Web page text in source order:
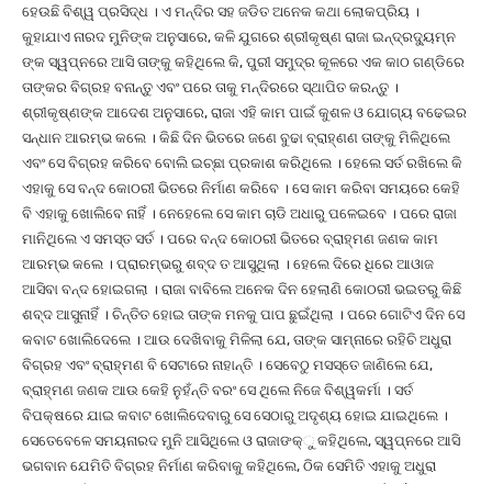
ହେଉଛି ବିଶ୍ୱ ପ୍ରସିଦ୍ଧ । ଏ ମନ୍ଦିର ସହ ଜଡିତ ଅନେକ କଥା ଲୋକପ୍ରିୟ ।
କୁହାଯାଏ ନାରଦ ମୁନିଙ୍କ ଅନୁସାରେ, କଳି ଯୁଗରେ ଶ୍ରୀକୃଷ୍ଣ ରାଜା ଇନ୍ଦ୍ରଦ୍ୟୁମ୍ନ
ଙ୍କ ସ୍ୱପ୍ନରେ ଆସି ତାଙ୍କୁ କହିଥିଲେ କି, ପୁରୀ ସମୁଦ୍ର କୂଳରେ ଏକ କାଠ ଗଣ୍ଡିରେ
ତାଙ୍କର ବିଗ୍ରହ ବନାନ୍ତୁ ଏବଂ ପରେ ତାକୁ ମନ୍ଦିରରେ ସ୍ଥାପିତ କରନ୍ତୁ ।
ଶ୍ରୀକୃଷ୍ଣଙ୍କ ଆଦେଶ ଅନୁସାରେ, ରାଜା ଏହି କାମ ପାଇଁ କୁଶଳ ଓ ଯୋଗ୍ୟ ବଢେଇର
ସନ୍ଧାନ ଆରମ୍ଭ କଲେ । କିଛି ଦିନ ଭିତରେ ଜଣେ ବୁଢା ବ୍ରାହ୍ଣଣ ତାଙ୍କୁ ମିଳିଥିଲେ
ଏବଂ ସେ ବିଗ୍ରହ କରିବେ ବୋଲି ଇଚ୍ଛା ପ୍ରକାଶ କରିଥିଲେ । ହେଲେ ସର୍ତ ରଖିଲେ କି
ଏହାକୁ ସେ ବନ୍ଦ କୋଠରୀ ଭିତରେ ନିର୍ମାଣ କରିବେ । ସେ କାମ କରିବା ସମୟରେ କେହି
ବି ଏହାକୁ ଖୋଲିବେ ନାହିଁ । ନେହେଲେ ସେ କାମ ଚାଡି ଅଧାରୁ ପଳେଇବେ । ପରେ ରାଜା
ମାନିଥିଲେ ଏ ସମସ୍ତ ସର୍ତ । ପରେ ବନ୍ଦ କୋଠରୀ ଭିତରେ ବ୍ରାହ୍ମଣ ଜଣକ କାମ
ଆରମ୍ଭ କଲେ । ପ୍ରାରମ୍ଭରୁ ଶବ୍ଦ ତ ଆସୁଥିଲା । ହେଲେ ଦିରେ ଧିରେ ଆଓାଜ
ଆସିବା ବନ୍ଦ ହୋଇଗଲା । ରାଜା ବାବିଲେ ଅନେକ ଦିନ ହେଲାଣି କୋଠରୀ ଭଇତରୁ କିଛି
ଶବ୍ଦ ଆସୁନାହିଁ । ଚିନ୍ତିତ ହୋଇ ତାଙ୍କ ମନକୁ ପାପ ଛୁଇଁଥିଲା । ପରେ ଗୋଟିଏ ଦିନ ସେ
କବାଟ ଖୋଲିଦେଲେ । ଆଉ ଦେଖିବାକୁ ମିଳିଲା ଯେ, ତାଙ୍କ ସାମ୍ନାରେ ରହିଚି ଅଧୁରା
ବିଗ୍ରହ ଏବଂ ବ୍ରାହ୍ମଣ ବି ସେଟାରେ ନାହାନ୍ତି । ସେବେଠୁ ମସସ୍ତେ ଜାଣିଲେ ଯେ,
ବ୍ରାହ୍ମଣ ଜଣକ ଆଉ କେହି ନୁହଁନ୍ତି ବରଂ ସେ ଥିଲେ ନିଜେ ବିଶ୍ୱକର୍ମା । ସର୍ତ
ବିପକ୍ଷରେ ଯାଇ କବାଟ ଖୋଲିଦେବାରୁ ସେ ସେଠାରୁ ଅଦୃଶ୍ୟ ହୋଇ ଯାଇଥିଲେ ।
ସେତେବେଳେ ସମୟନାରଦ ମୁନି ଆସିଥିଲେ ଓ ରାଜାଙକ୍‌ୁ କହିଥିଲେ, ସ୍ୱପ୍ନରେ ଆସି
ଭଗବାନ ଯେମିତି ବିଗ୍ରହ ନିର୍ମାଣ କରିବାକୁ କହିଥିଲେ, ଠିକ ସେମିତି ଏହାକୁ ଅଧୁରା